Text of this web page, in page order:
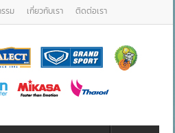
รม เกี่ยวกับเรา ติดต่อเรา